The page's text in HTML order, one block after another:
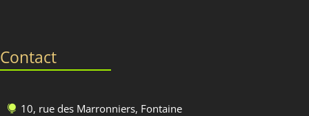
Contact
 10, rue des Marronniers, Fontaine